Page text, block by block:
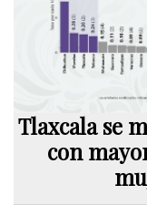
Tlaxcala se
con